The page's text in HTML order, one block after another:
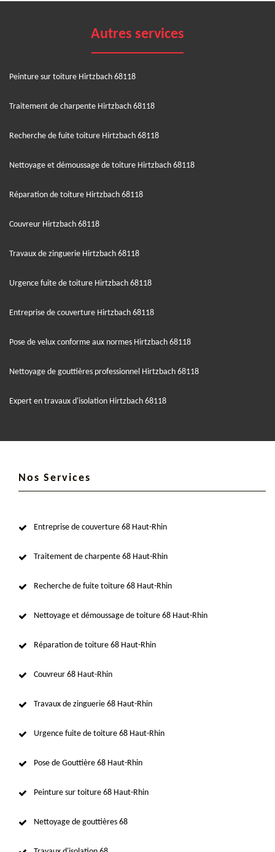
Autres services
Peinture sur toiture Hirtzbach 68118
Traitement de charpente Hirtzbach 68118
Recherche de fuite toiture Hirtzbach 68118
Nettoyage et démoussage de toiture Hirtzbach 68118
Réparation de toiture Hirtzbach 68118
Couvreur Hirtzbach 68118
Travaux de zinguerie Hirtzbach 68118
Urgence fuite de toiture Hirtzbach 68118
Entreprise de couverture Hirtzbach 68118
Pose de velux conforme aux normes Hirtzbach 68118
Nettoyage de gouttières professionnel Hirtzbach 68118
Expert en travaux d'isolation Hirtzbach 68118
Nos Services
Entreprise de couverture 68 Haut-Rhin
Traitement de charpente 68 Haut-Rhin
Recherche de fuite toiture 68 Haut-Rhin
Nettoyage et démoussage de toiture 68 Haut-Rhin
Réparation de toiture 68 Haut-Rhin
Couvreur 68 Haut-Rhin
Travaux de zinguerie 68 Haut-Rhin
Urgence fuite de toiture 68 Haut-Rhin
Pose de Gouttière 68 Haut-Rhin
Peinture sur toiture 68 Haut-Rhin
Nettoyage de gouttières 68